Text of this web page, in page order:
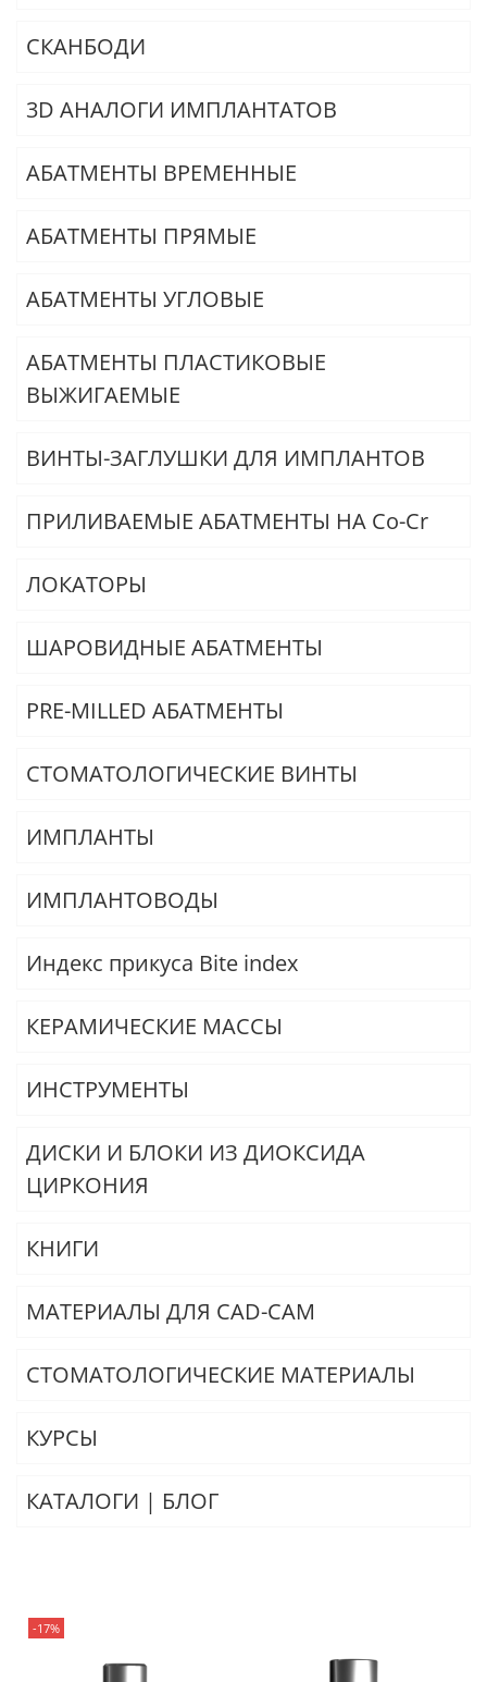
СКАНБОДИ
3D АНАЛОГИ ИМПЛАНТАТОВ
АБАТМЕНТЫ ВРЕМЕННЫЕ
АБАТМЕНТЫ ПРЯМЫЕ
АБАТМЕНТЫ УГЛОВЫЕ
АБАТМЕНТЫ ПЛАСТИКОВЫЕ
ВЫЖИГАЕМЫЕ
ВИНТЫ-ЗАГЛУШКИ ДЛЯ ИМПЛАНТОВ
ПРИЛИВАЕМЫЕ АБАТМЕНТЫ НА Co-Cr
ЛОКАТОРЫ
ШАРОВИДНЫЕ АБАТМЕНТЫ
PRE-MILLED АБАТМЕНТЫ
СТОМАТОЛОГИЧЕСКИЕ ВИНТЫ
ИМПЛАНТЫ
ИМПЛАНТОВОДЫ
Индекс прикуса Bite index
КЕРАМИЧЕСКИЕ МАССЫ
ИНСТРУМЕНТЫ
ДИСКИ И БЛОКИ ИЗ ДИОКСИДА
ЦИРКОНИЯ
КНИГИ
МАТЕРИАЛЫ ДЛЯ CAD-CAM
СТОМАТОЛОГИЧЕСКИЕ МАТЕРИАЛЫ
КУРСЫ
КАТАЛОГИ | БЛОГ
-17%